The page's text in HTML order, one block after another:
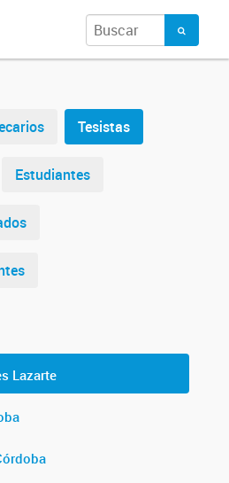
Tesistas
Estudiantes
Lazarte